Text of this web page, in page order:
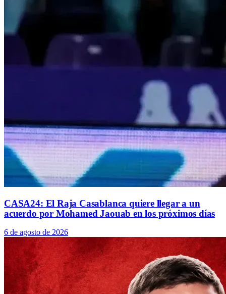
CASA24: El Raja Casablanca quiere llegar a un
acuerdo por Mohamed Jaouab en los próximos días
6 de agosto de 2026